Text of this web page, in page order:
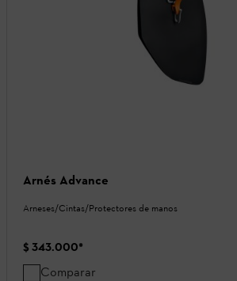
Arnés Advance
Arneses/Cintas/Protectores de manos
$ 343.000*
Comparar